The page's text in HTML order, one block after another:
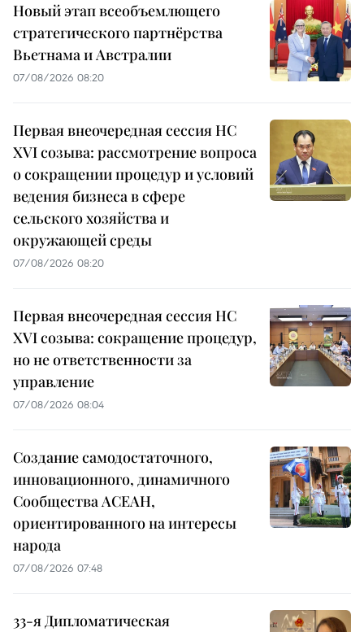
Новый этап всеобъемлющего
стратегического партнёрства
Вьетнама и Австралии
07/08/2026 08:20
Первая внеочередная сессия НС
XVI созыва: рассмотрение вопроса
о сокращении процедур и условий
ведения бизнеса в сфере
сельского хозяйства и
окружающей среды
07/08/2026 08:20
Первая внеочередная сессия НС
XVI созыва: сокращение процедур,
но не ответственности за
управление
07/08/2026 08:04
Создание самодостаточного,
инновационного, динамичного
Сообщества АСЕАН,
ориентированного на интересы
народа
07/08/2026 07:48
33-я Дипломатическая